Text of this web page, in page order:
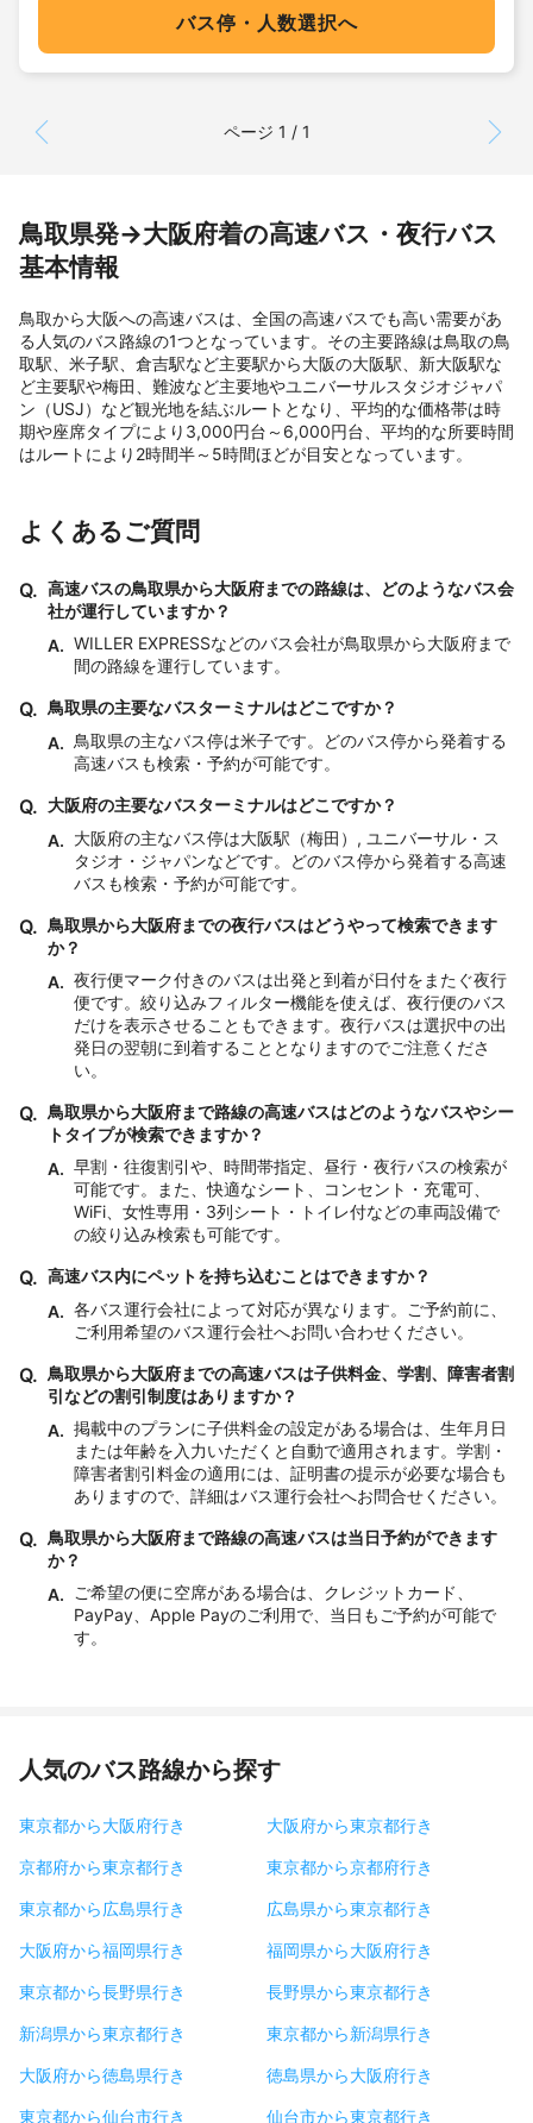
バス停・人数選択へ
ページ 1 / 1
鳥取県発→大阪府着の高速バス・夜行バス
基本情報
鳥取から大阪への高速バスは、全国の高速バスでも高い需要があ
る人気のバス路線の1つとなっています。その主要路線は鳥取の鳥
取駅、米子駅、倉吉駅など主要駅から大阪の大阪駅、新大阪駅な
ど主要駅や梅田、難波など主要地やユニバーサルスタジオジャパ
ン（USJ）など観光地を結ぶルートとなり、平均的な価格帯は時
期や座席タイプにより3,000円台～6,000円台、平均的な所要時間
はルートにより2時間半～5時間ほどが目安となっています。
よくあるご質問
Q. 高速バスの鳥取県から大阪府までの路線は、どのようなバス会
社が運行していますか？
A. WILLER EXPRESSなどのバス会社が鳥取県から大阪府まで
間の路線を運行しています。
Q. 鳥取県の主要なバスターミナルはどこですか？
A. 鳥取県の主なバス停は米子です。どのバス停から発着する
高速バスも検索・予約が可能です。
Q. 大阪府の主要なバスターミナルはどこですか？
A. 大阪府の主なバス停は大阪駅（梅田）, ユニバーサル・ス
タジオ・ジャパンなどです。どのバス停から発着する高速
バスも検索・予約が可能です。
Q. 鳥取県から大阪府までの夜行バスはどうやって検索できます
か？
A. 夜行便マーク付きのバスは出発と到着が日付をまたぐ夜行
便です。絞り込みフィルター機能を使えば、夜行便のバス
だけを表示させることもできます。夜行バスは選択中の出
発日の翌朝に到着することとなりますのでご注意くださ
い。
Q. 鳥取県から大阪府まで路線の高速バスはどのようなバスやシー
トタイプが検索できますか？
A. 早割・往復割引や、時間帯指定、昼行・夜行バスの検索が
可能です。また、快適なシート、コンセント・充電可、
WiFi、女性専用・3列シート・トイレ付などの車両設備で
の絞り込み検索も可能です。
Q. 高速バス内にペットを持ち込むことはできますか？
A. 各バス運行会社によって対応が異なります。ご予約前に、
ご利用希望のバス運行会社へお問い合わせください。
Q. 鳥取県から大阪府までの高速バスは子供料金、学割、障害者割
引などの割引制度はありますか？
A. 掲載中のプランに子供料金の設定がある場合は、生年月日
または年齢を入力いただくと自動で適用されます。学割・
障害者割引料金の適用には、証明書の提示が必要な場合も
ありますので、詳細はバス運行会社へお問合せください。
Q. 鳥取県から大阪府まで路線の高速バスは当日予約ができます
か？
A. ご希望の便に空席がある場合は、クレジットカード、
PayPay、Apple Payのご利用で、当日もご予約が可能で
す。
人気のバス路線から探す
東京都から大阪府行き 大阪府から東京都行き
京都府から東京都行き 東京都から京都府行き
東京都から広島県行き 広島県から東京都行き
大阪府から福岡県行き 福岡県から大阪府行き
東京都から長野県行き 長野県から東京都行き
新潟県から東京都行き 東京都から新潟県行き
大阪府から徳島県行き 徳島県から大阪府行き
東京都から仙台市行き 仙台市から東京都行き